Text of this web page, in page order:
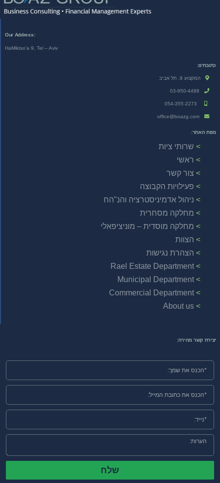
:Our Address
HaMiktso'a 9, Tel – Aviv
כתובתינו:
המקצוע 9, תל אביב
03-950-4488
054-355-2273
office@boazg.com
מפת האתר:
שרותי ציות
ראשי
צור קשר
פעילויות הקבוצה
ניהול אדמיניסטרציה והנ"הח
מחלקה מסחרית
מחלקה מוסדית – מוניציפאלי
הצוות
הצהרת נגישות
Rael Estate Department
Municipal Department
Commercial Department
About us
יצירת קשר מהירה:
שלח